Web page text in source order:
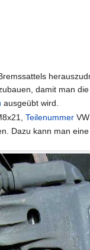
damit man
ausgeübt wird.
Teilenummer
Dazu kann man